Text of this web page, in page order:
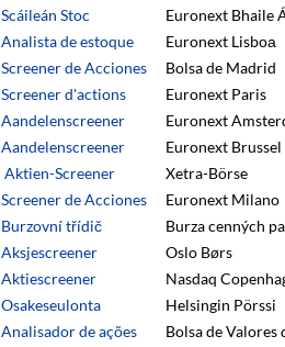
Scáileán Stoc
Euronext Bhaile
Analista de estoque
Euronext Lisbоа
Screener de Acciones
Bolsa de Madrid
Screener d'actions
Euronext Paris
Aandelenscreener
Euronext
Aandelenscreener
Euronext Brussel
Aktien-Screener
Xetra-Börse
Screener de Acciones
Euronext Milano
Burzovní třídič
Burza cenných
Aksjescreener
Oslo Børs
Aktiescreener
Nasdaq
Osakeseulonta
Helsingin Pörssi
Analisador de ações
Bolsa de Valores